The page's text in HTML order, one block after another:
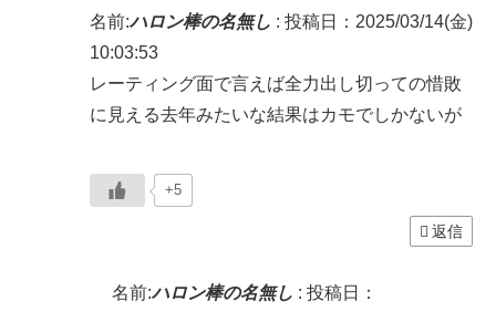
名前:ハロン棒の名無し : 投稿日：2025/03/14(金)
10:03:53
レーティング面で言えば全力出し切っての惜敗
に見える去年みたいな結果はカモでしかないが
+5
返信
名前:ハロン棒の名無し : 投稿日：